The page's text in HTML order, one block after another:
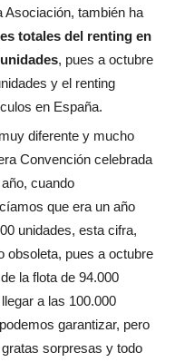
Asociación, también ha
totales del renting en
, pues a octubre
y el renting
en España.
diferente y mucho
Convención celebrada
cuando
que era un año
unidades, esta cifra,
obsoleta, pues a octubre
la flota de 94.000
a las 100.000
garantizar, pero
sorpresas y todo